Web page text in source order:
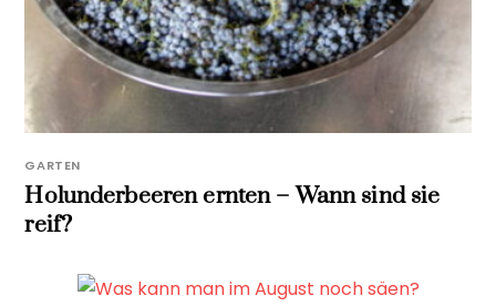
GARTEN
Holunderbeeren ernten – Wann sind sie
reif?